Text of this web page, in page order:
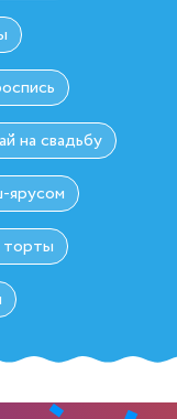
на свадьбу
ярусом